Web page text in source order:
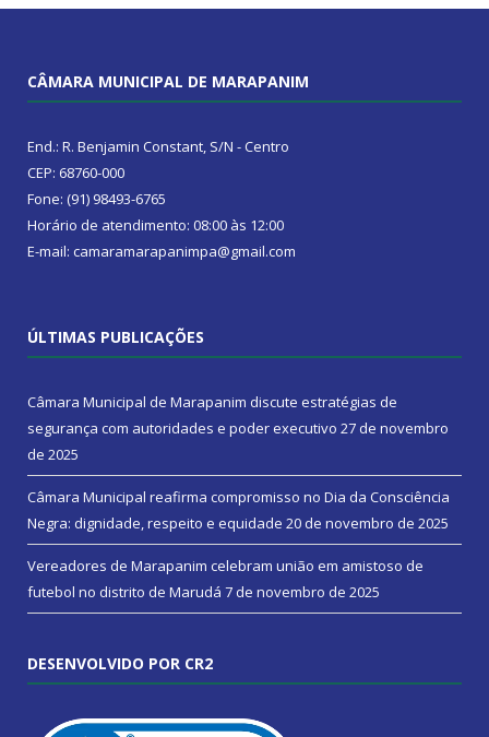
CÂMARA MUNICIPAL DE MARAPANIM
End.: R. Benjamin Constant, S/N - Centro
CEP: 68760-000
Fone: (91) 98493-6765
Horário de atendimento: 08:00 às 12:00
E-mail: camaramarapanimpa@gmail.com
ÚLTIMAS PUBLICAÇÕES
Câmara Municipal de Marapanim discute estratégias de
segurança com autoridades e poder executivo 27 de novembro
de 2025
Câmara Municipal reafirma compromisso no Dia da Consciência
Negra: dignidade, respeito e equidade 20 de novembro de 2025
Vereadores de Marapanim celebram união em amistoso de
futebol no distrito de Marudá 7 de novembro de 2025
DESENVOLVIDO POR CR2